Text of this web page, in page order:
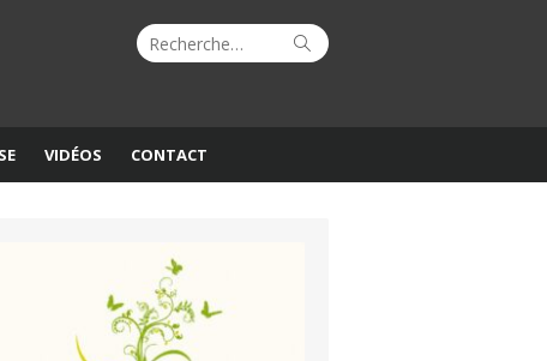
Recherche
pour :
Rechercher
VIDÉOS CONTACT